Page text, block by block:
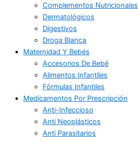
Complementos Nutricionales
Dermatológicos
Digestivos
Droga Blanca
Maternidad Y Bebés
Accesorios De Bebé
Alimentos Infantiles
Fórmulas Infantiles
Medicamentos Por Prescripción
Anti-Infeccioso
Anti Neoplásticos
Anti Parasitarios